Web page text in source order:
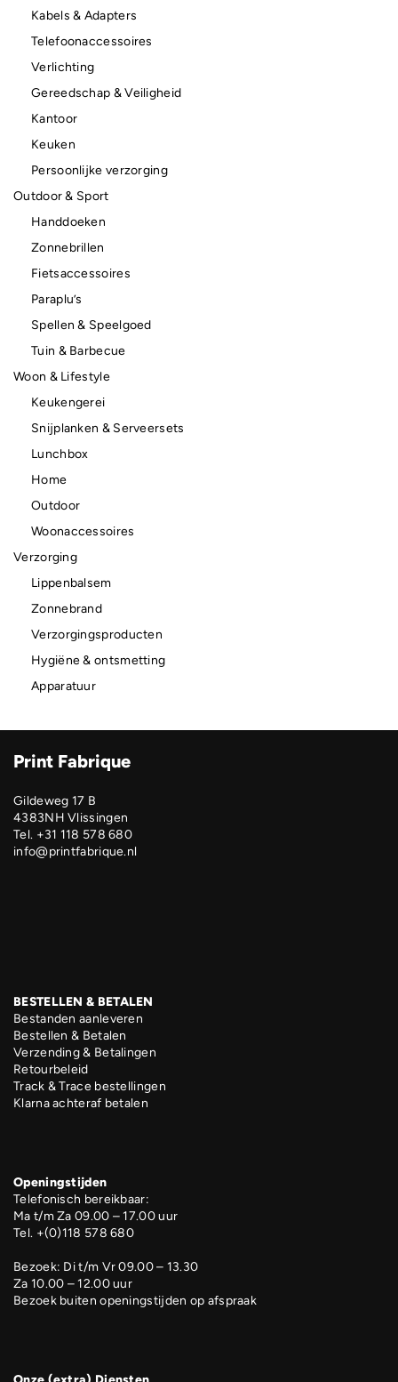
Kabels & Adapters
Telefoonaccessoires
Verlichting
Gereedschap & Veiligheid
Kantoor
Keuken
Persoonlijke verzorging
Outdoor & Sport
Handdoeken
Zonnebrillen
Fietsaccessoires
Paraplu’s
Spellen & Speelgoed
Tuin & Barbecue
Woon & Lifestyle
Keukengerei
Snijplanken & Serveersets
Lunchbox
Home
Outdoor
Woonaccessoires
Verzorging
Lippenbalsem
Zonnebrand
Verzorgingsproducten
Hygiëne & ontsmetting
Apparatuur
Print Fabrique
Gildeweg 17 B
4383NH Vlissingen
Tel. +31 118 578 680
info@printfabrique.nl
BESTELLEN & BETALEN
Bestanden aanleveren
Bestellen & Betalen
Verzending & Betalingen
Retourbeleid
Track & Trace bestellingen
Klarna achteraf betalen
Openingstijden
Telefonisch bereikbaar:
Ma t/m Za 09.00 – 17.00 uur
Tel. +(0)118 578 680
Bezoek: Di t/m Vr 09.00 – 13.30
Za 10.00 – 12.00 uur
Bezoek buiten openingstijden op afspraak